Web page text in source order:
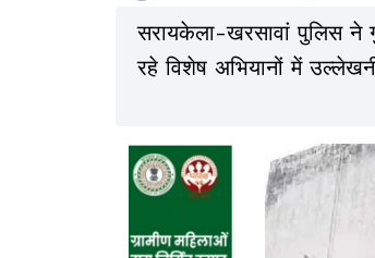
सरायकेला-खरसावां पुलिस ने
रहे विशेष अभियानों में